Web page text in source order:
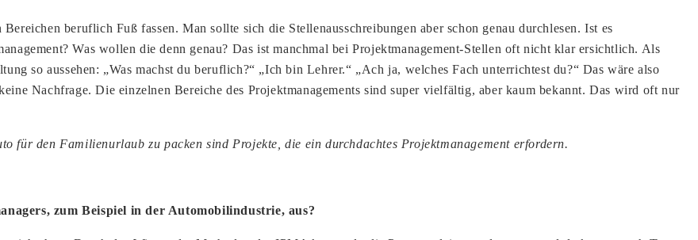
beruflich Fuß fassen. Man sollte sich die Stellenausschreibungen aber schon genau durchlesen. Ist es
Was wollen die denn genau? Das ist manchmal bei Projektmanagement-Stellen oft nicht klar ersichtlich. Als
so aussehen: „Was machst du beruflich?“ „Ich bin Lehrer.“ „Ach ja, welches Fach unterrichtest du?“ Das wäre also
Nachfrage. Die einzelnen Bereiche des Projektmanagements sind super vielfältig, aber kaum bekannt. Das wird oft nur
für den Familienurlaub zu packen sind Projekte, die ein durchdachtes Projektmanagement erfordern.
zum Beispiel in der Automobilindustrie, aus?